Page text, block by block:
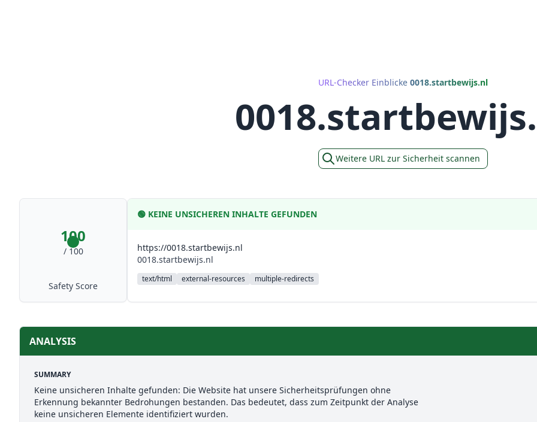
URL-Checker Einblicke 0018.startbewijs.nl
Weitere URL zur Sicherheit scannen
100
/ 100
Safety Score
🟢 KEINE UNSICHEREN INHALTE GEFUNDEN
https://0018.startbewijs.nl
0018.startbewijs.nl
text/html external-resources multiple-redirects
ANALYSIS
SUMMARY
Keine unsicheren Inhalte gefunden: Die Website hat unsere Sicherheitsprüfungen ohne
Erkennung bekannter Bedrohungen bestanden. Das bedeutet, dass zum Zeitpunkt der Analyse
keine unsicheren Elemente identifiziert wurden.